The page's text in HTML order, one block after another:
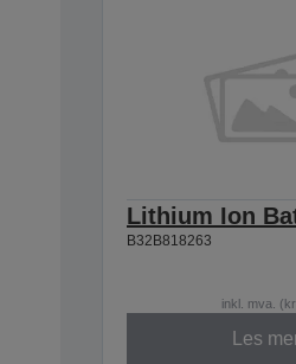
Lithium Ion
B32B818263
inkl. mva.
Les